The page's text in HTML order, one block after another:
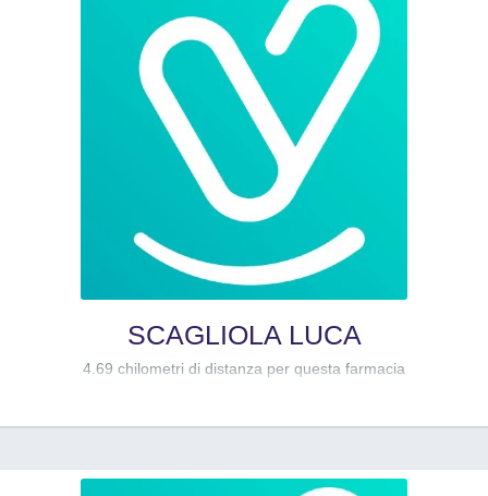
SCAGLIOLA LUCA
4.69 chilometri di distanza per questa farmacia